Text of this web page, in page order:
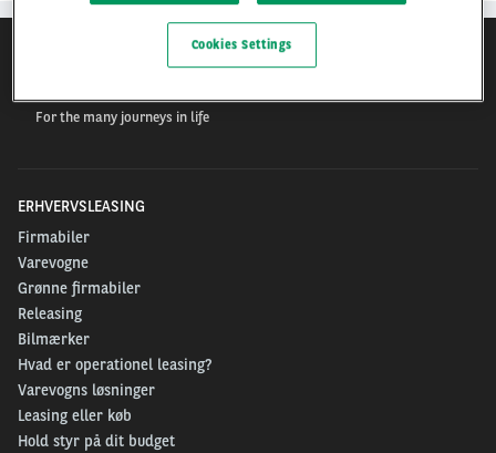
For the many journeys in life
ERHVERVSLEASING
Firmabiler
Varevogne
Grønne firmabiler
Releasing
Bilmærker
Hvad er operationel leasing?
Varevogns løsninger
Leasing eller køb
Hold styr på dit budget
Cookies Settings